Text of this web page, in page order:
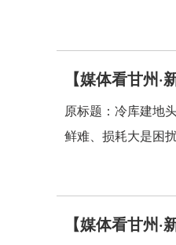
【媒体看甘州
原标题：冷库建地
鲜难、损耗大是困
【媒体看甘州